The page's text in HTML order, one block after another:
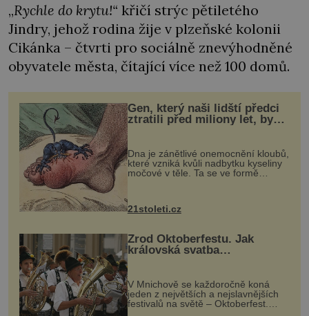
„Rychle do krytu!“ křičí strýc pětiletého
Jindry, jehož rodina žije v plzeňské kolonii
Cikánka – čtvrti pro sociálně znevýhodněné
obyvatele města, čítající více než 100 domů.
Gen, který naši lidští předci
ztratili před miliony let, by
mohl pomoci s léčbou
„nemoci králů“
Dna je zánětlivé onemocnění kloubů,
které vzniká kvůli nadbytku kyseliny
močové v těle. Ta se ve formě
nohou, a způsobuje bole...
21stoleti.cz
Zrod Oktoberfestu. Jak
královská svatba
odstartovala největší pivní
festival světa
V Mnichově se každoročně koná
jeden z největších a nejslavnějších
festivalů na světě – Oktoberfest.